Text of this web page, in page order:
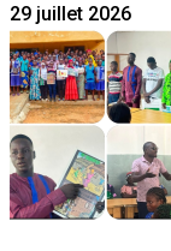
29 juillet 2026